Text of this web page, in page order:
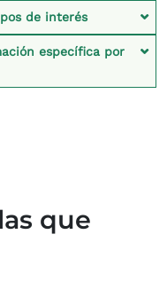
de interés
específica por
que